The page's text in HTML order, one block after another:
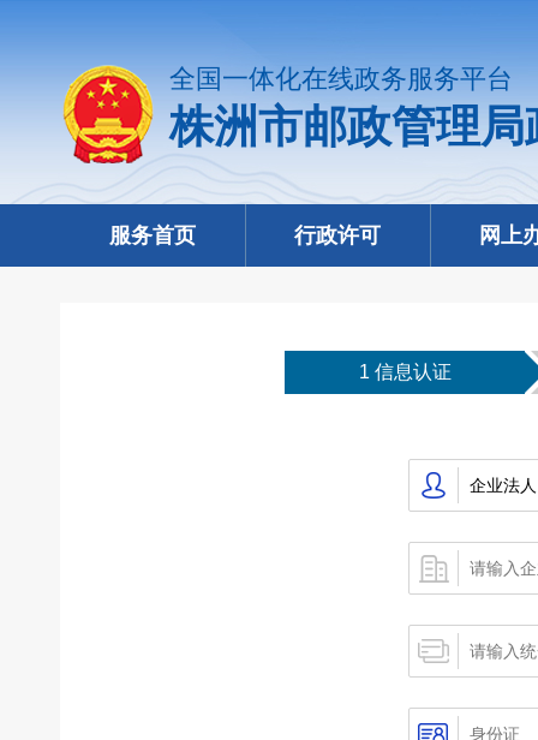
全国一体化在线政务服务平台
株洲市邮政管理
服务首页 行政许可 网上
1 信息认证